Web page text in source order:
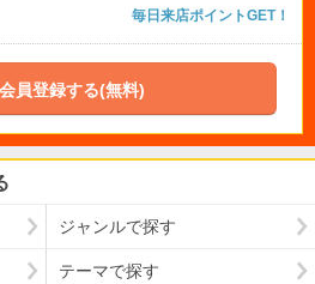
毎日来店ポイントGET！
員登録する(無料)
ジャンルで探す
テーマで探す